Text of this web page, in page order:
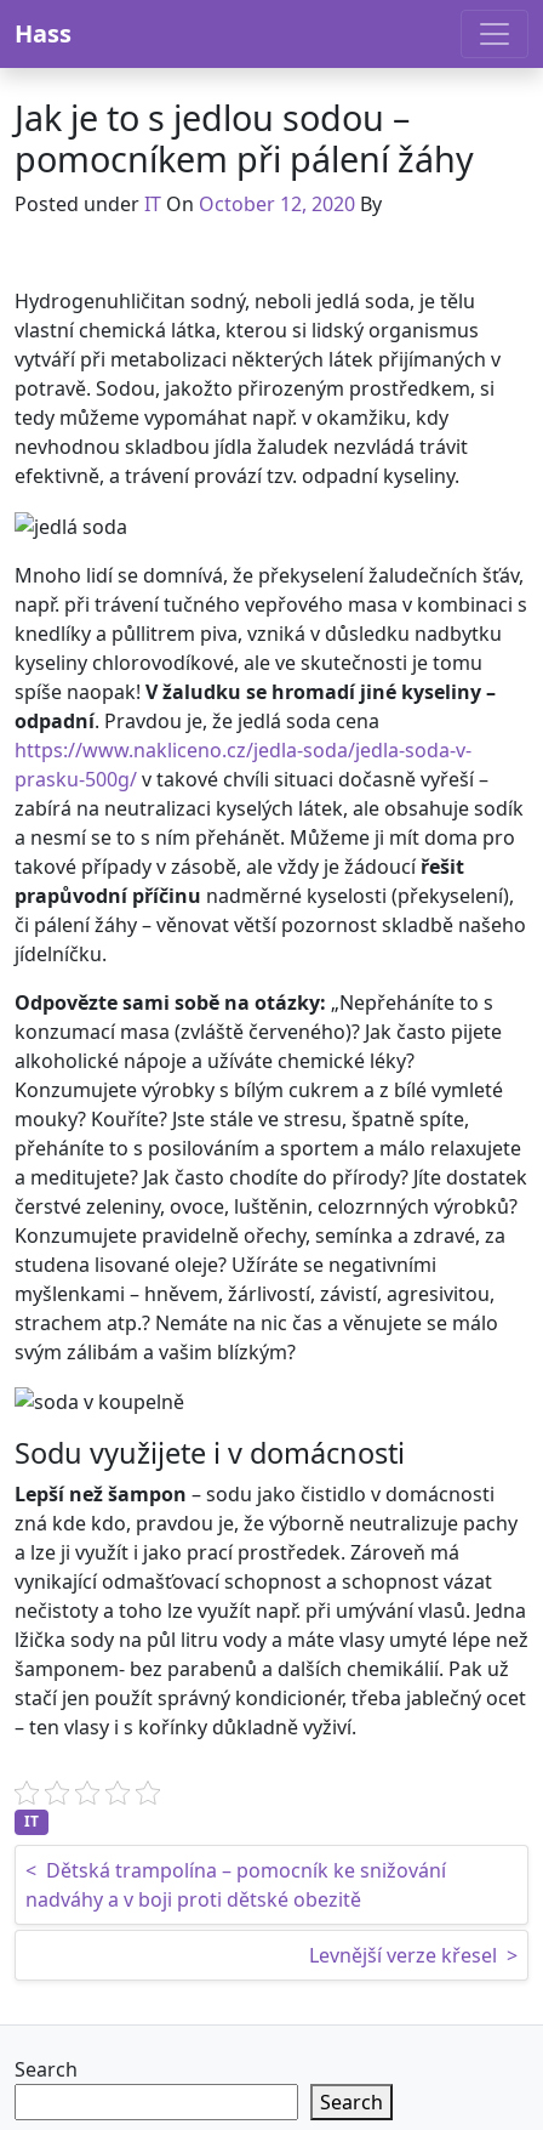
Hass
Jak je to s jedlou sodou –
pomocníkem při pálení žáhy
Posted underIT On October 12, 2020 By
Hydrogenuhličitan sodný, neboli jedlá soda, je tělu
vlastní chemická látka, kterou si lidský organismus
vytváří při metabolizaci některých látek přijímaných v
potravě. Sodou, jakožto přirozeným prostředkem, si
tedy můžeme vypomáhat např. v okamžiku, kdy
nevhodnou skladbou jídla žaludek nezvládá trávit
efektivně, a trávení provází tzv. odpadní kyseliny.
Mnoho lidí se domnívá, že překyselení žaludečních šťáv,
např. při trávení tučného vepřového masa v kombinaci s
knedlíky a půllitrem piva, vzniká v důsledku nadbytku
kyseliny chlorovodíkové, ale ve skutečnosti je tomu
spíše naopak! V žaludku se hromadí jiné kyseliny –
odpadní. Pravdou je, že jedlá soda cena
https://www.nakliceno.cz/jedla-soda/jedla-soda-v-
prasku-500g/v takové chvíli situaci dočasně vyřeší –
zabírá na neutralizaci kyselých látek, ale obsahuje sodík
a nesmí se to s ním přehánět. Můžeme ji mít doma pro
takové případy v zásobě, ale vždy je žádoucířešit
prapůvodní příčinu nadměrné kyselosti (překyselení),
či pálení žáhy – věnovat větší pozornost skladbě našeho
jídelníčku.
Odpovězte sami sobě na otázky: „Nepřeháníte to s
konzumací masa (zvláště červeného)? Jak často pijete
alkoholické nápoje a užíváte chemické léky?
Konzumujete výrobky s bílým cukrem a z bílé vymleté
mouky? Kouříte? Jste stále ve stresu, špatně spíte,
přeháníte to s posilováním a sportem a málo relaxujete
a meditujete? Jak často chodíte do přírody? Jíte dostatek
čerstvé zeleniny, ovoce, luštěnin, celozrnných výrobků?
Konzumujete pravidelně ořechy, semínka a zdravé, za
studena lisované oleje? Užíráte se negativními
myšlenkami – hněvem, žárlivostí, závistí, agresivitou,
strachem atp.? Nemáte na nic čas a věnujete se málo
svým zálibám a vašim blízkým?
Sodu využijete i v domácnosti
Lepší než šampon – sodu jako čistidlo v domácnosti
zná kde kdo, pravdou je, že výborně neutralizuje pachy
a lze ji využít i jako prací prostředek. Zároveň má
vynikající odmašťovací schopnost a schopnost vázat
nečistoty a toho lze využít např. při umývání vlasů. Jedna
lžička sody na půl litru vody a máte vlasy umyté lépe než
šamponem- bez parabenů a dalších chemikálií. Pak už
stačí jen použít správný kondicionér, třeba jablečný ocet
– ten vlasy i s kořínky důkladně vyživí.
IT
Post navigation
< Dětská trampolína – pomocník ke snižování
nadváhy a v boji proti dětské obezitě
Levnější verze křesel >
Search
Search